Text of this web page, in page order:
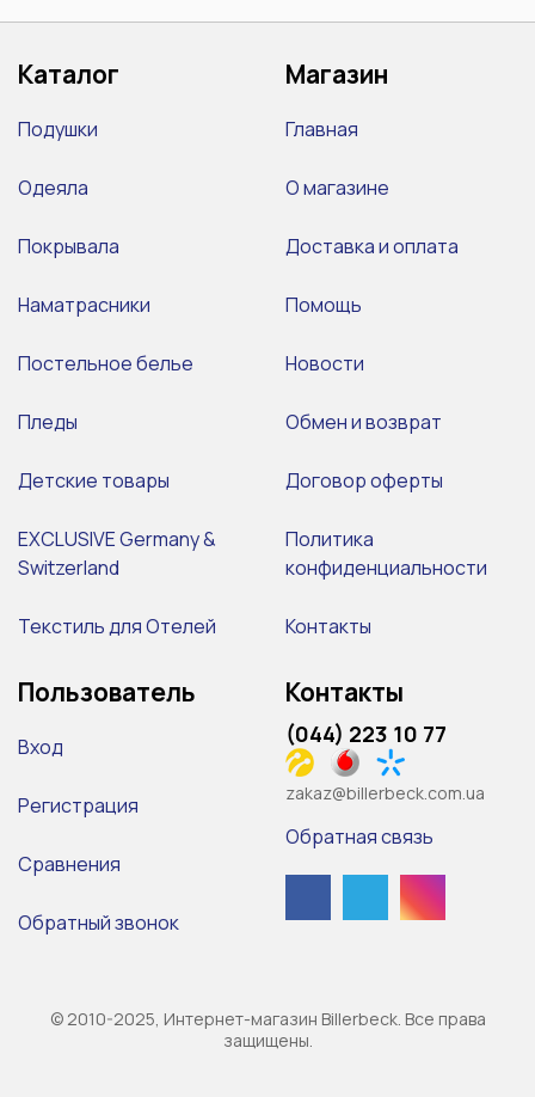
Каталог
Подушки
Одеяла
Покрывала
Наматрасники
Постельное белье
Пледы
Детские товары
EXCLUSIVE Germany &
Switzerland
Текстиль для Отелей
Магазин
Главная
О магазине
Доставка и оплата
Помощь
Новости
Обмен и возврат
Договор оферты
Политика
конфиденциальности
Контакты
Пользователь
Вход
Регистрация
Сравнения
Обратный звонок
Контакты
(044) 223 10 77
zakaz@billerbeck.com.ua
Обратная связь
© 2010-2025, Интернет-магазин Billerbeck. Все права
защищены.